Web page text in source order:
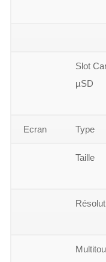
Slot
µSD
Ecran Type
Taille